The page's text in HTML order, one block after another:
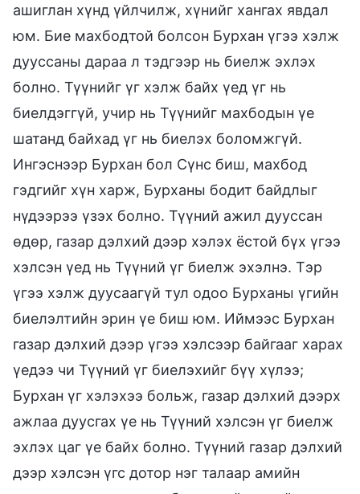
ашиглан хүнд үйлчилж, хүнийг хангах явдал
юм. Бие махбодтой болсон Бурхан үгээ хэлж
дууссаны дараа л тэдгээр нь биелж эхлэх
болно. Түүнийг үг хэлж байх үед үг нь
биелдэггүй, учир нь Түүнийг махбодын үе
шатанд байхад үг нь биелэх боломжгүй.
Ингэснээр Бурхан бол Сүнс биш, махбод
гэдгийг хүн харж, Бурханы бодит байдлыг
нүдээрээ үзэх болно. Түүний ажил дууссан
өдөр, газар дэлхий дээр хэлэх ёстой бүх үгээ
хэлсэн үед нь Түүний үг биелж эхэлнэ. Тэр
үгээ хэлж дуусаагүй тул одоо Бурханы үгийн
биелэлтийн эрин үе биш юм. Иймээс Бурхан
газар дэлхий дээр үгээ хэлсээр байгааг харах
үедээ чи Түүний үг биелэхийг бүү хүлээ;
Бурхан үг хэлэхээ больж, газар дэлхий дээрх
ажлаа дуусгах үе нь Түүний хэлсэн үг биелж
эхлэх цаг үе байх болно. Түүний газар дэлхий
дээр хэлсэн үгс дотор нэг талаар амийн